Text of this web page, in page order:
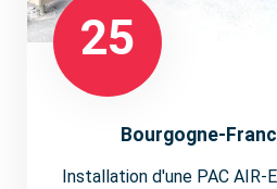
25
Bourgogne-
Installation d'une PAC AIR-